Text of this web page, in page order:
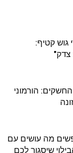
גוש קטיף:
צדק"
הורמוני
מה עושים עם
שיסגור לכם